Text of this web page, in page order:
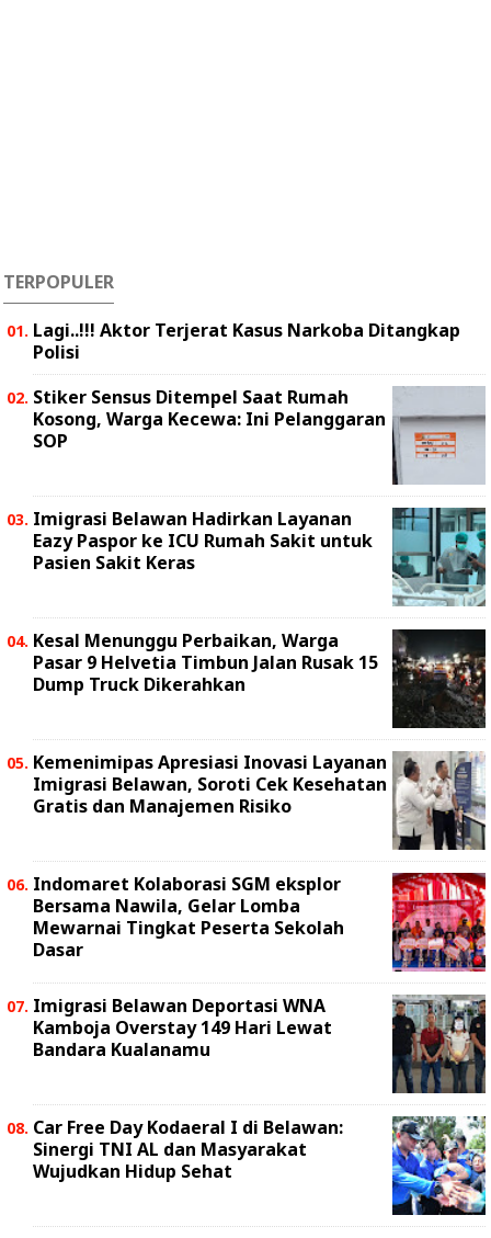
TERPOPULER
Lagi..!!! Aktor Terjerat Kasus Narkoba Ditangkap
Polisi
Stiker Sensus Ditempel Saat Rumah
Kosong, Warga Kecewa: Ini Pelanggaran
SOP
Imigrasi Belawan Hadirkan Layanan
Eazy Paspor ke ICU Rumah Sakit untuk
Pasien Sakit Keras
Kesal Menunggu Perbaikan, Warga
Pasar 9 Helvetia Timbun Jalan Rusak 15
Dump Truck Dikerahkan
Kemenimipas Apresiasi Inovasi Layanan
Imigrasi Belawan, Soroti Cek Kesehatan
Gratis dan Manajemen Risiko
Indomaret Kolaborasi SGM eksplor
Bersama Nawila, Gelar Lomba
Mewarnai Tingkat Peserta Sekolah
Dasar
Imigrasi Belawan Deportasi WNA
Kamboja Overstay 149 Hari Lewat
Bandara Kualanamu
Car Free Day Kodaeral I di Belawan:
Sinergi TNI AL dan Masyarakat
Wujudkan Hidup Sehat